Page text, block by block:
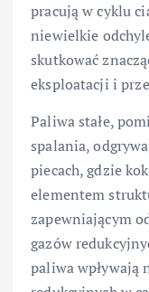
pracują w cyklu
niewielkie
skutkować
eksploatacji i
Paliwa stałe,
spalania,
piecach, gdzie
elementem
zapewniającym
gazów
paliwa wpływają